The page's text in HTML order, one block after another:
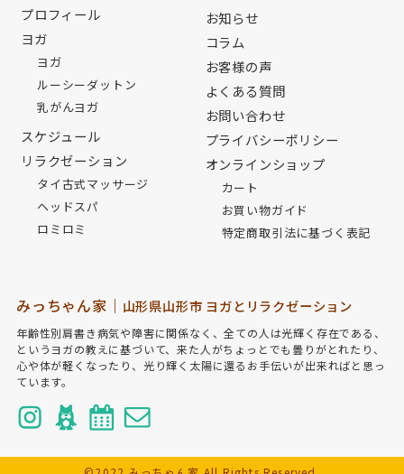
プロフィール
ヨガ
ヨガ
ルーシーダットン
乳がんヨガ
スケジュール
リラクゼーション
タイ古式マッサージ
ヘッドスパ
ロミロミ
お知らせ
コラム
お客様の声
よくある質問
お問い合わせ
プライバシーポリシー
オンラインショップ
カート
お買い物ガイド
特定商取引法に基づく表記
みっちゃん家｜ 山形県山形市 ヨガとリラクゼーション
年齢性別肩書き病気や障害に関係なく、全ての人は光輝く存在である、
というヨガの教えに基づいて、来た人がちょっとでも曇りがとれたり、
心や体が軽くなったり、光り輝く太陽に還るお手伝いが出来ればと思っ
ています。